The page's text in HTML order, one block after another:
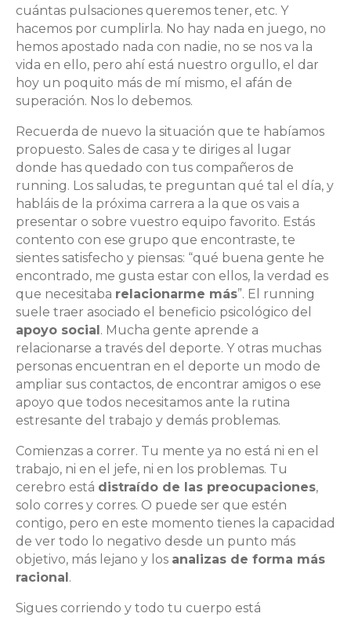
cuántas pulsaciones queremos tener, etc. Y
hacemos por cumplirla. No hay nada en juego, no
hemos apostado nada con nadie, no se nos va la
vida en ello, pero ahí está nuestro orgullo, el dar
hoy un poquito más de mí mismo, el afán de
superación. Nos lo debemos.
Recuerda de nuevo la situación que te habíamos
propuesto. Sales de casa y te diriges al lugar
donde has quedado con tus compañeros de
running. Los saludas, te preguntan qué tal el día, y
habláis de la próxima carrera a la que os vais a
presentar o sobre vuestro equipo favorito. Estás
contento con ese grupo que encontraste, te
sientes satisfecho y piensas: “qué buena gente he
encontrado, me gusta estar con ellos, la verdad es
que necesitaba relacionarme más”. El running
suele traer asociado el beneficio psicológico del
apoyo social. Mucha gente aprende a
relacionarse a través del deporte. Y otras muchas
personas encuentran en el deporte un modo de
ampliar sus contactos, de encontrar amigos o ese
apoyo que todos necesitamos ante la rutina
estresante del trabajo y demás problemas.
Comienzas a correr. Tu mente ya no está ni en el
trabajo, ni en el jefe, ni en los problemas. Tu
cerebro está distraído de las preocupaciones,
solo corres y corres. O puede ser que estén
contigo, pero en este momento tienes la capacidad
de ver todo lo negativo desde un punto más
objetivo, más lejano y los analizas de forma más
racional.
Sigues corriendo y todo tu cuerpo está